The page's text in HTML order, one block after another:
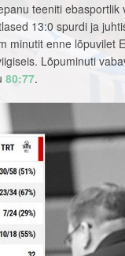
teeniti ebasportlik
13:0 spurdi ja
minutit enne lõpuvilet
Lõpuminuti
80:77.